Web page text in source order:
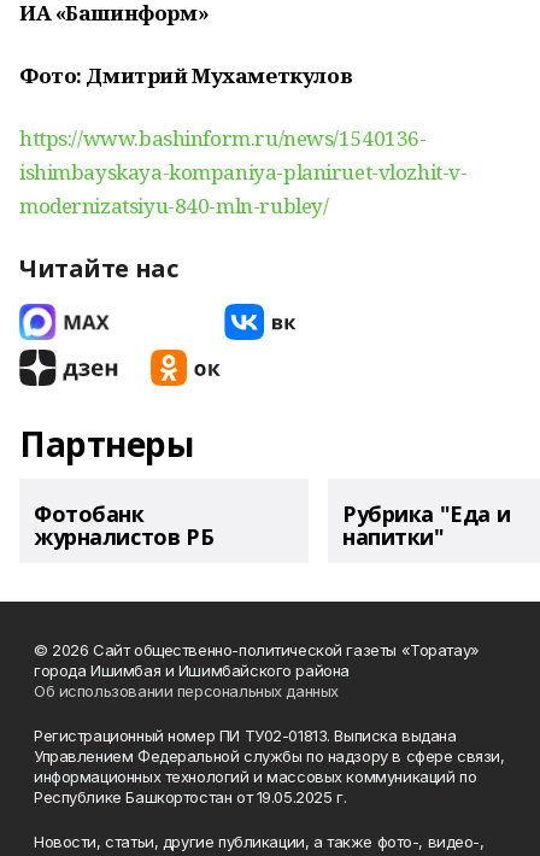
ИА «Башинформ»
Фото: Дмитрий Мухаметкулов
https://www.bashinform.ru/news/1540136-
ishimbayskaya-kompaniya-planiruet-vlozhit-v-
modernizatsiyu-840-mln-rubley/
Читайте нас
Партнеры
Фотобанк
журналистов РБ
Рубрика "Еда и
напитки"
© 2026 Сайт общественно-политической газеты «Торатау»
города Ишимбая и Ишимбайского района
Об использовании персональных данных
Регистрационный номер ПИ ТУ02-01813. Выписка выдана
Управлением Федеральной службы по надзору в сфере связи,
информационных технологий и массовых коммуникаций по
Республике Башкортостан от 19.05.2025 г.
Новости, статьи, другие публикации, а также фото-, видео-,